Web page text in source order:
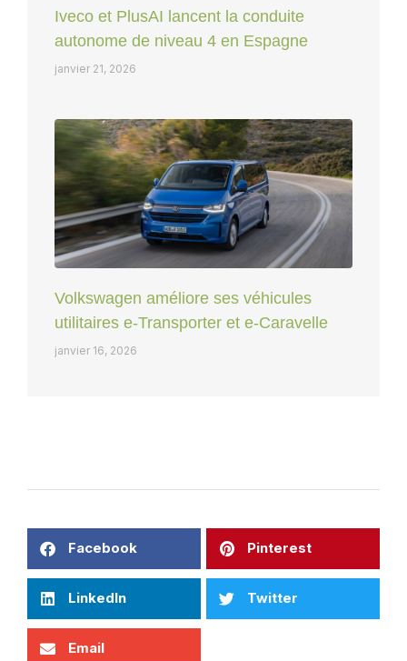
Iveco et PlusAI lancent la conduite
autonome de niveau 4 en Espagne
janvier 21, 2026
Volkswagen améliore ses véhicules
utilitaires e-Transporter et e-Caravelle
janvier 16, 2026
Facebook Pinterest
LinkedIn Twitter
Email